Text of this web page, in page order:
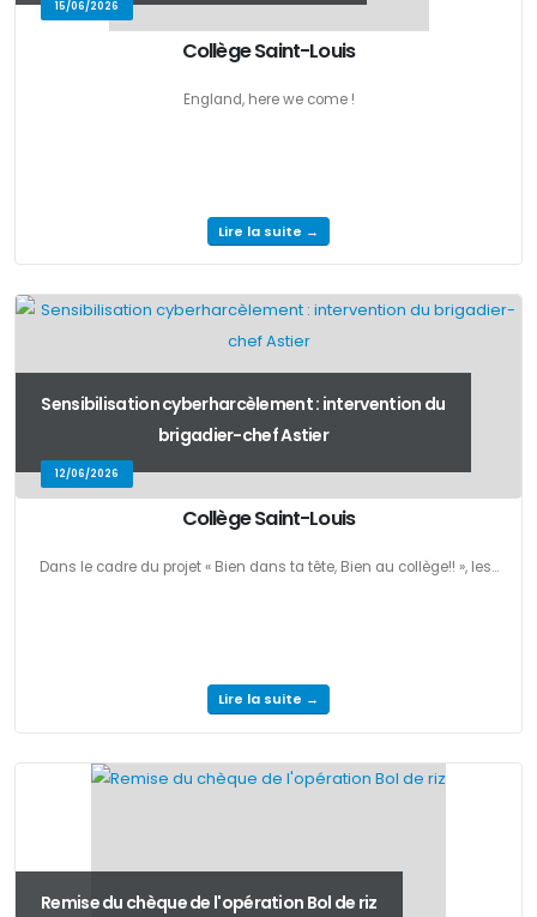
15/06/2026
Collège Saint-Louis
England, here we come !
Lire la suite →
Sensibilisation cyberharcèlement : intervention du
brigadier-chef Astier
12/06/2026
Collège Saint-Louis
Dans le cadre du projet « Bien dans ta tête, Bien au collège!! », les...
Lire la suite →
Remise du chèque de l'opération Bol de riz